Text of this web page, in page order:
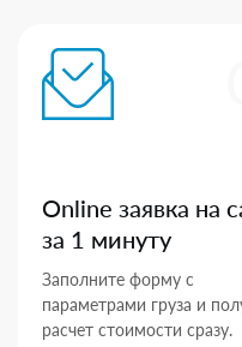
Online заявка на
за 1 минуту
Заполните форму с
параметрами груза и
расчет стоимости сразу.